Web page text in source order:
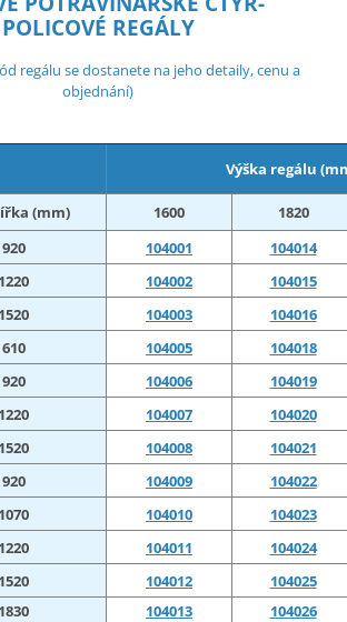
POLICOVÉ REGÁLY
regálu se dostanete na jeho detaily, cenu a
objednání)
Výška regálu
(mm) 1600
1820
104001
104014
104002
104015
104003
104016
104005
104018
104006
104019
104007
104020
104008
104021
104009
104022
104010
104023
104011
104024
104012
104025
104013 104026